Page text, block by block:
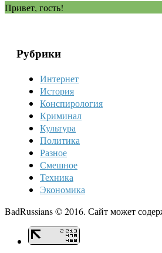
Привет, гость!
Рубрики
Интернет
История
Конспирология
Криминал
Культура
Политика
Разное
Смешное
Техника
Экономика
BadRussians © 2016. Сайт может